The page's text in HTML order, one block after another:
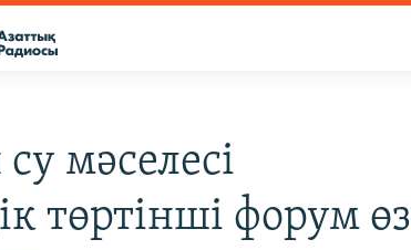
мәселесі
төртінші форум өз